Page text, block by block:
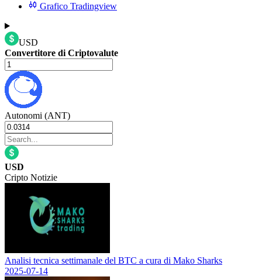
Grafico Tradingview
USD
Convertitore di Criptovalute
Autonomi (ANT)
USD
Cripto Notizie
Analisi tecnica settimanale del BTC a cura di Mako Sharks
2025-07-14